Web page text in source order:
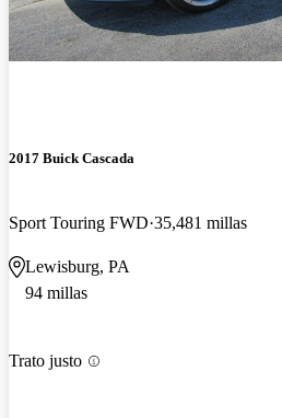
2017 Buick Cascada
Sport Touring FWD 35,481 millas
Lewisburg, PA
94 millas
Trato justo